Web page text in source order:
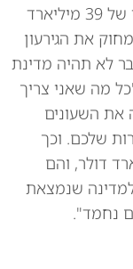
שוויץ בהקשר לגירעון המסחרי של 39 מיליארד
את הגירעון
לא תהיה מדינת
מה שאני צריך
את השעונים
שלכם. וכך
39 או 41 מיליארד דולר, והם
שנמצאת
נחמד".